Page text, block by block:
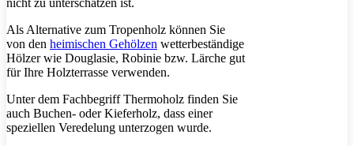
Als Alternative zum Tropenholz können Sie
von den heimischen Gehölzen wetterbeständige
Hölzer wie Douglasie, Robinie bzw. Lärche gut
für Ihre Holzterrasse verwenden.
Unter dem Fachbegriff Thermoholz finden Sie
auch Buchen- oder Kieferholz, dass einer
speziellen Veredelung unterzogen wurde.